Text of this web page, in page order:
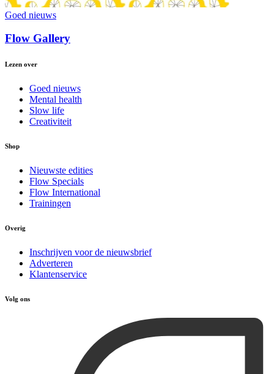
Goed nieuws
Flow Gallery
Lezen over
Goed nieuws
Mental health
Slow life
Creativiteit
Shop
Nieuwste edities
Flow Specials
Flow International
Trainingen
Overig
Inschrijven voor de nieuwsbrief
Adverteren
Klantenservice
Volg ons